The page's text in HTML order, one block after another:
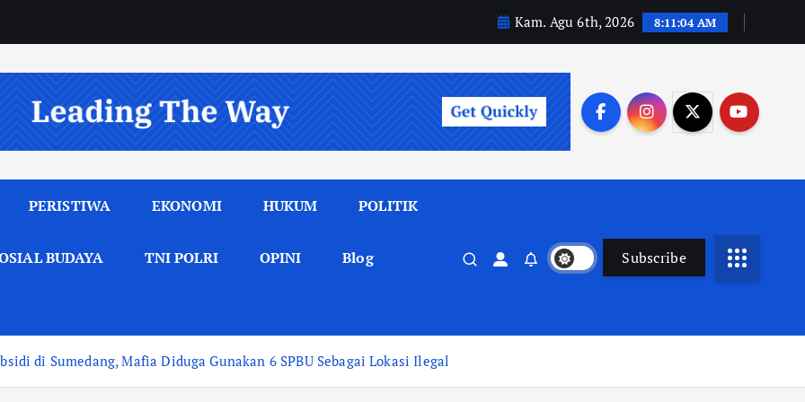
Kam. Agu 6th, 2026 8:11:05 AM
PERISTIWA EKONOMI HUKUM POLITIK
BUDAYA TNI POLRI OPINI Blog Subscribe
di Sumedang, Mafia Diduga Gunakan 6 SPBU Sebagai Lokasi Ilegal